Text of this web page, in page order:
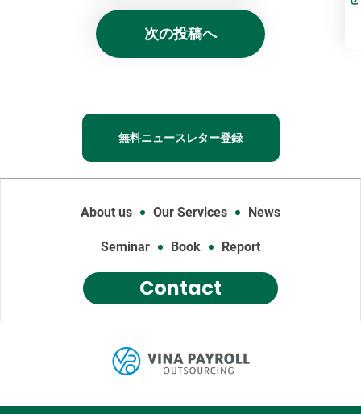
次の投稿へ
無料ニュースレター登録
About us Our Services News
Seminar Book Report
Contact